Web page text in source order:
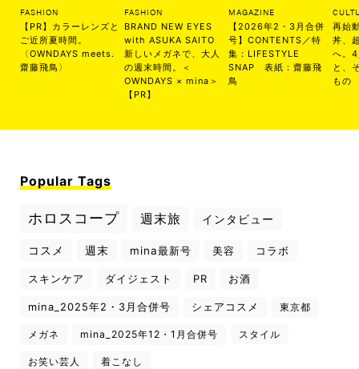
FASHION
【PR】カラーレンズと
ご近所夏時間。
〈OWNDAYS meets.
齋藤飛鳥〉
FASHION
BRAND NEW EYES
with ASUKA SAITO
新しいメガネで、大人
の週末時間。＜
OWNDAYS × mina＞
【PR】
MAGAZINE
【2026年2・3月合併
号】CONTENTS／特
集：LIFESTYLE
SNAP 表紙：齋藤飛
鳥
再始
丼、
へ。
と、
もの
Popular Tags
ホロスコープ 週末旅 インタビュー
コスメ 週末 mina最新号 美容 コラボ
スキンケア ダイジェスト PR お酒
mina_2025年2・3月合併号 シェアコスメ 東京都
メガネ mina_2025年12・1月合併号 スタイル
お笑い芸人 着こなし